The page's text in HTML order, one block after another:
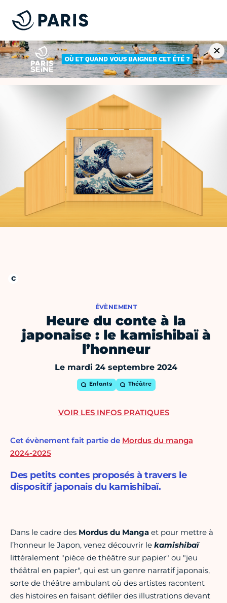
ÉVÈNEMENT
Heure du conte à la
japonaise : le kamishibaï à
l’honneur
Le mardi 24 septembre 2024
Enfants Théâtre
Cet évènement fait partie de Mordus du manga
2024-2025
Des petits contes proposés à travers le
dispositif japonais du kamishibaï.
Dans le cadre des Mordus du Manga et pour mettre à
l’honneur le Japon, venez découvrir le kamishibaï
littéralement "pièce de théâtre sur papier" ou "jeu
théâtral en papier", qui est un genre narratif japonais,
sorte de théâtre ambulant où des artistes racontent
des histoires en faisant défiler des illustrations devant
VOIR LES INFOS PRATIQUES